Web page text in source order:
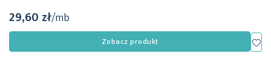
29,60 zł/mb
Zobacz produkt